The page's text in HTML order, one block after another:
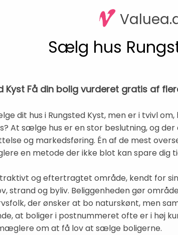
Sælg hus
Kyst Få din bolig vurderet gratis af
dit hus i Rungsted Kyst, men er i tvivl
At sælge hus er en stor beslutning, og
og markedsføring. Én af de mest
en metode der ikke blot kan spare dig
og eftertragtet område, kendt for
strand og byliv. Beliggenheden gør
der ønsker at bo naturskønt, men
at boliger i postnummeret ofte er i høj
om at få lov at sælge boligerne.